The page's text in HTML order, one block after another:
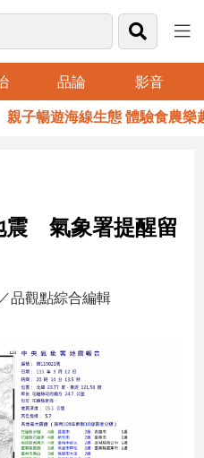
品論 影音
暢遊海線生態 體驗食農樂趣
震 氣象署提醒留
品觀點綜合編輯